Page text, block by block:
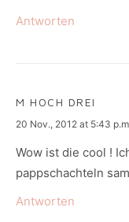
Antworten
M HOCH DREI
says:
20 Nov., 2012 at 5:43
Wow ist die cool !
pappschachteln
Antworten